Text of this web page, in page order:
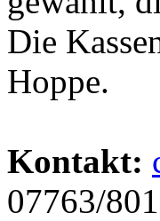
Die
Hoppe.
Kontakt:
07763/